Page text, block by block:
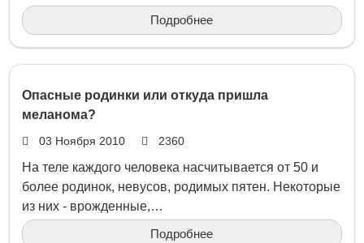
Подробнее
Опасные родинки или откуда пришла
меланома?
03 Ноября 2010 2360
На теле каждого человека насчитывается от 50 и
более родинок, невусов, родимых пятен. Некоторые
из них - врожденные,…
Подробнее